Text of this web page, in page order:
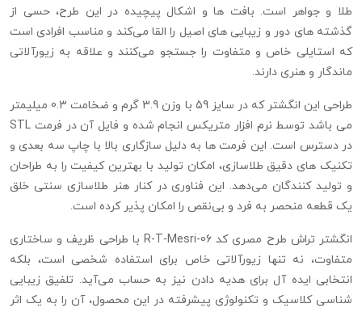
طلا و جواهر است. بافت‌ ها و اشکال پیچیده در این طرح، حسی از
گذشته‌ های دور و زیبایی‌ های اصیل را القا می‌کند و مناسب افرادی است
که استایلی خاص و متفاوت را جستجو می‌کنند و علاقه به زیورآلاتی
ماندگار و هنری دارند.
طراحی این انگشتر که در سایز 59 با وزن 3.9 گرم و ضخامت 0.3 میلیمتر
می باشد توسط نرم‌ افزار متریکس انجام شده و فایل آن در فرمت STL
در دسترس است. این فرمت‌ ها به دلیل سازگاری بالا با چاپ سه‌ بعدی و
تکنیک‌ های دقیق طلاسازی، امکان تولید با بهترین کیفیت را به طراحان
و تولید کنندگان می‌دهد. این فناوری در کنار هنر طلاسازی سنتی خلق
یک قطعه منحصر به‌ فرد و بی‌نقص را امکان‌ پذیر کرده است.
انگشتر تراش طرح مصری کد R-T-Mesri-06 با طراحی ظریف و ساختاری
متفاوت، نه تنها زیورآلاتی خاص برای استفاده شخصی است، بلکه
انتخابی ایده‌ آل برای هدیه‌ دادن نیز به حساب می‌آید. تلفیق زیبایی‌
شناسی کلاسیک و تکنولوژی پیشرفته در این محصول، آن را به یک اثر